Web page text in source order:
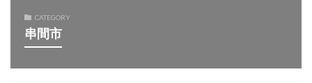
CATEGORY
串間市